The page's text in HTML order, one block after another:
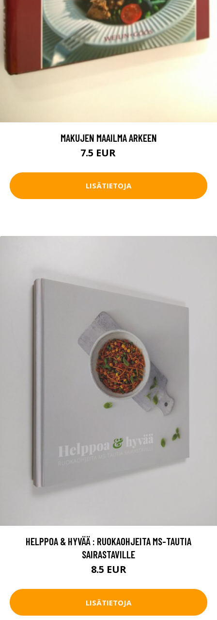
MAKUJEN MAAILMA ARKEEN
7.5 EUR
LISÄTIETOJA
HELPPOA & HYVÄÄ : RUOKAOHJEITA MS-TAUTIA
SAIRASTAVILLE
8.5 EUR
LISÄTIETOJA